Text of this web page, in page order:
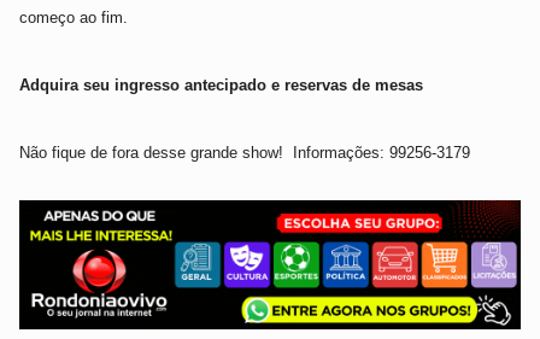
começo ao fim.
Adquira seu ingresso antecipadoe reservas de mesas
Não fique de fora desse grande show! Informações: 99256-3179